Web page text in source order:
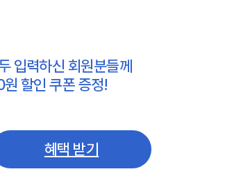
입력하신 회원분들께
할인 쿠폰 증정!
혜택 받기